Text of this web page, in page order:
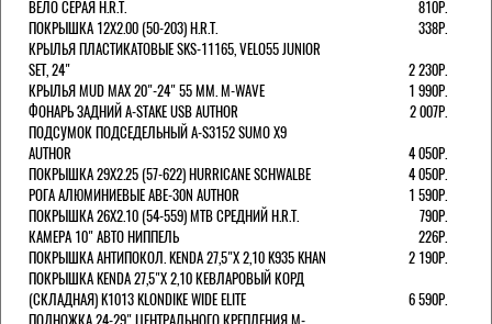
ВЕЛО СЕРАЯ H.R.T.
810Р.
ПОКРЫШКА 12X2.00 (50-203) H.R.T.
338Р.
КРЫЛЬЯ ПЛАСТИКАТОВЫЕ SKS-11165, VELO55 JUNIOR
SET, 24"
2 230Р.
КРЫЛЬЯ MUD MAX 20"-24" 55 ММ. M-WAVE
1 990Р.
ФОНАРЬ ЗАДНИЙ A-STAKE USB AUTHOR
2 007Р.
ПОДСУМОК ПОДСЕДЕЛЬНЫЙ A-S3152 SUMO X9
AUTHOR
4 050Р.
ПОКРЫШКА 29X2.25 (57-622) HURRICANE SCHWALBE
4 050Р.
РОГА АЛЮМИНИЕВЫЕ ABE-30N AUTHOR
1 590Р.
ПОКРЫШКА 26X2.10 (54-559) MTB СРЕДНИЙ H.R.T.
790Р.
КАМЕРА 10" АВТО НИППЕЛЬ
226Р.
ПОКРЫШКА АНТИПОКОЛ. KENDA 27,5"Х 2,10 K935 KHAN
2 190Р.
ПОКРЫШКА KENDA 27,5"Х 2,10 КЕВЛАРОВЫЙ КОРД
(СКЛАДНАЯ) K1013 KLONDIKE WIDE ELITE
6 590Р.
ПОДНОЖКА 24-29" ЦЕНТРАЛЬНОГО КРЕПЛЕНИЯ M-